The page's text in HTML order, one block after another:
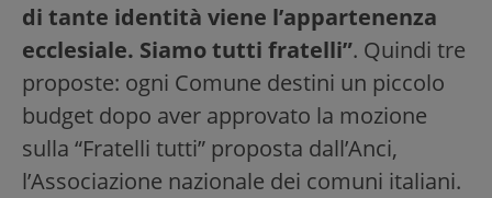
di tante identità viene l’appartenenza
ecclesiale. Siamo tutti fratelli”. Quindi tre
proposte: ogni Comune destini un piccolo
budget dopo aver approvato la mozione
sulla “Fratelli tutti” proposta dall’Anci,
l’Associazione nazionale dei comuni italiani.